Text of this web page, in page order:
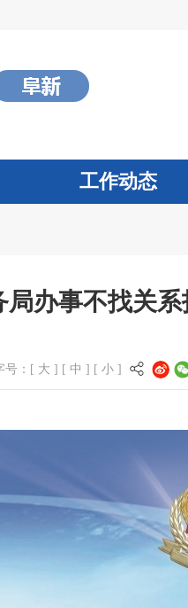
工作动态
局办事不找关
号：[ 大 ] [ 中 ] [ 小 ]